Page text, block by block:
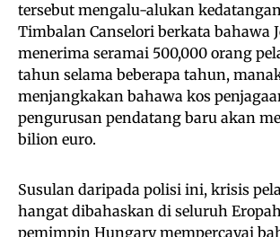
tersebut mengalu-alukan
Timbalan Canselori berkata bahawa
menerima seramai 500,000 orang
tahun selama beberapa tahun,
menjangkakan bahawa kos
pengurusan pendatang baru akan
bilion euro.
Susulan daripada polisi ini, krisis
hangat dibahaskan di seluruh
pemimpin Hungary mempercayai